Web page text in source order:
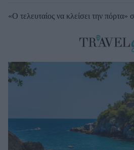
«Ο τελευταίος να κλείσει την